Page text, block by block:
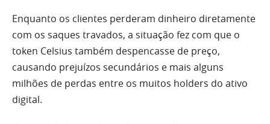
Enquanto os clientes perderam dinheiro diretamente
com os saques travados, a situação fez com que o
token Celsius também despencasse de preço,
causando prejuízos secundários e mais alguns
milhões de perdas entre os muitos holders do ativo
digital.